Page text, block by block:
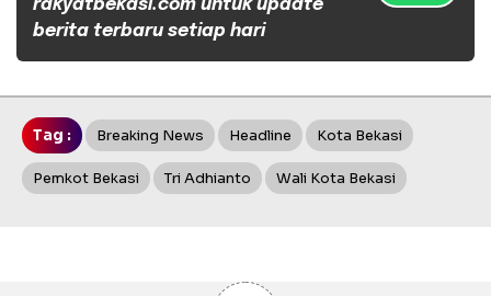
rakyatbekasi.com untuk update
berita terbaru setiap hari
Tag : Breaking News Headline Kota Bekasi
Pemkot Bekasi Tri Adhianto Wali Kota Bekasi